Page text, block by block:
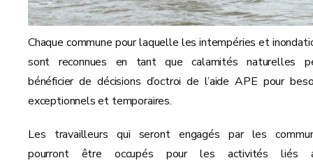
Chaque commune pour laquelle les intempéries et
sont reconnues en tant que calamités naturelles
bénéficier de décisions d’octroi de l’aide APE pour
exceptionnels et temporaires.
Les travailleurs qui seront engagés par les
pourront être occupés pour les activités liés